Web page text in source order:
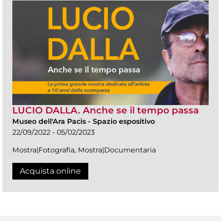
LUCIO DALLA. Anche se il tempo passa
Museo dell'Ara Pacis - Spazio espositivo
22/09/2022 - 05/02/2023
Mostra|Fotografia, Mostra|Documentaria
Acquista online